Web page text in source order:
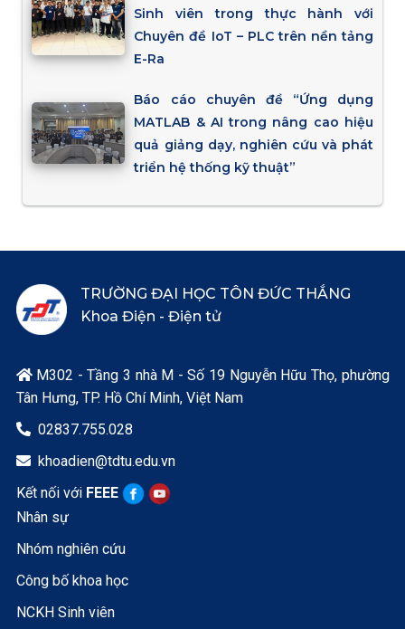
Sinh viên trong thực hành với
Chuyên đề IoT – PLC trên nền tảng
E-Ra
Báo cáo chuyên đề “Ứng dụng
MATLAB & AI trong nâng cao hiệu
quả giảng dạy, nghiên cứu và phát
triển hệ thống kỹ thuật”
TRƯỜNG ĐẠI HỌC TÔN ĐỨC THẮNG
Khoa Điện - Điện tử
M302 - Tầng 3 nhà M - Số 19 Nguyễn Hữu Thọ, phường
Tân Hưng, TP. Hồ Chí Minh, Việt Nam
 02837.755.028
 khoadien@tdtu.edu.vn
Kết nối với FEEE
Nhân sự
Nhóm nghiên cứu
Công bố khoa học
NCKH Sinh viên